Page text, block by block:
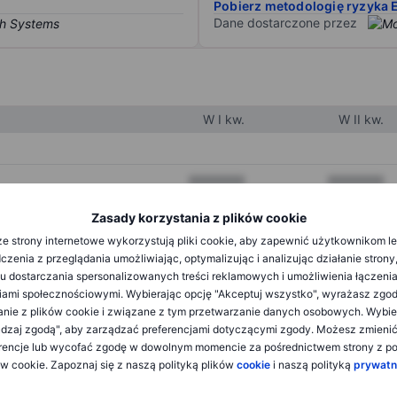
Zasady korzystania z plików cookie
strony internetowe wykorzystują pliki cookie, aby zapewnić użytkownikom
z przeglądania umożliwiając, optymalizując i analizując działanie
dostarczania spersonalizowanych treści reklamowych i umożliwienia
społecznościowymi. Wybierając opcję "Akceptuj wszystko", wyrażasz
z plików cookie i związane z tym przetwarzanie danych osobowych.
zgodą", aby zarządzać preferencjami dotyczącymi zgody. Możesz
lub wycofać zgodę w dowolnym momencie za pośrednictwem strony z
cookie. Zapoznaj się z naszą polityką plików cookie i naszą polityką
Pobierz metodologię ryzyka
Dane dostarczone przez
W I kw. W II kw.
XXXXXXX XXXXXXX
XXXXXXX
XXXXXXX XXXXXXX
XXXXXXX XXXXXXX
XXXXXXX